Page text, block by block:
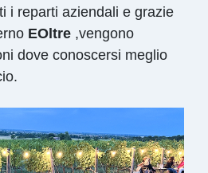
i reparti aziendali e grazie
EOltre,vengono
dove conoscersi meglio